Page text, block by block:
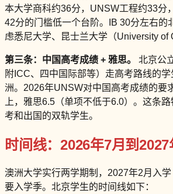
本大学商科约36分，UNSW工程约33分
42分的门槛低一个台阶。IB 30分左右的
虑悉尼大学、昆士兰大学（University of
第三条：中国高考成绩 + 雅思。
北京公
附ICC、四中国际部等）走高考路线的
洲。2026年UNSW对中国高考成绩的要
上，雅思6.5（单项不低于6.0）。这条
考和出国的双轨学生。
时间线：2026年7月到2027
澳洲大学实行两学期制，2027年2月入
要入学季。北京学生的时间线如下：